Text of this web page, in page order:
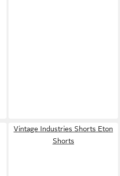
Vintage Industries Shorts Eton
Shorts